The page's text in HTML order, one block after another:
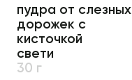
пудра от слезных
дорожек с
кисточкой
свети
30 г